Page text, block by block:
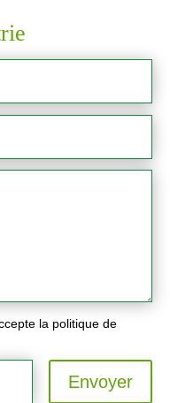
la politique de
Envoyer